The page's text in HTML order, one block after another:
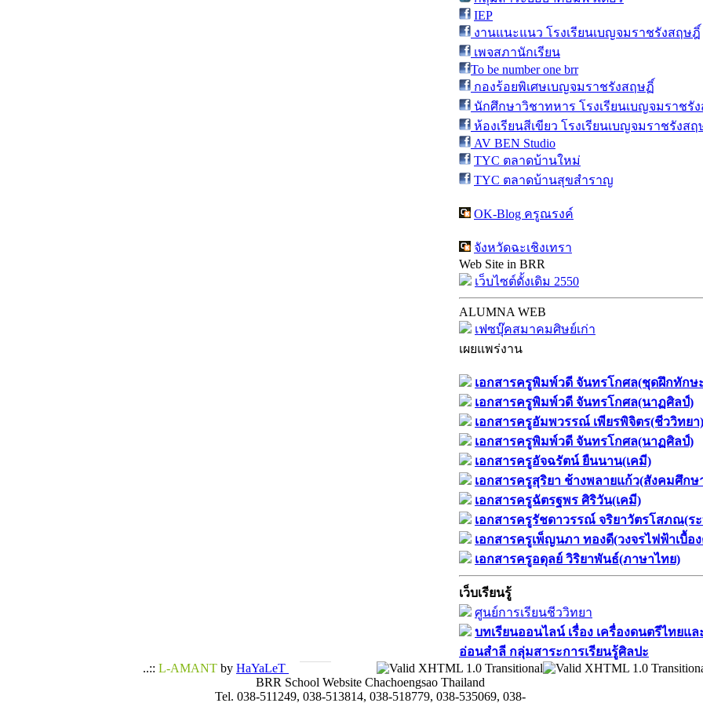
IEP
งานแนะแนว โรงเรียนเบญจมราชรังสฤษฎิ์
เพจสภานักเรียน
To be number one brr
กองร้อยพิเศษเบญจมราชรังสฤษฏิ์
นักศึกษาวิชาทหาร โรงเรียนเบญจมราชรั
ห้องเรียนสีเขียว โรงเรียนเบญจมราชรังสฤ
AV BEN Studio
TYC ตลาดบ้านใหม่
TYC ตลาดบ้านสุขสำราญ
OK-Blog ครูณรงค์
จังหวัดฉะเชิงเทรา
Web Site in BRR
เว็บไซต์ดั้งเดิม 2550
ALUMNA WEB
เฟซบุ๊คสมาคมศิษย์เก่า
เผยแพร่งาน
เอกสารครูพิมพ์วดี จันทรโกศล(ชุดฝึกทักษ
เอกสารครูพิมพ์วดี จันทรโกศล(นาฏศิลป์)
เอกสารครูอัมพวรรณ์ เพียรพิจิตร(ชีววิทยา)
เอกสารครูพิมพ์วดี จันทรโกศล(นาฏศิลป์)
เอกสารครูอัจฉรัตน์ ยืนนาน(เคมี)
เอกสารครูสุริยา ช้างพลายแก้ว(สังคมศึกษ
เอกสารครูฉัตรฐพร ศิริวัน(เคมี)
เอกสารครูรัชดาวรรณ์ จริยาวัตรโสภณ(ร
เอกสารครูเพ็ญนภา ทองดี(วงจรไฟฟ้าเบื้อ
เอกสารครูอดุลย์ วิริยาพันธ์(ภาษาไทย)
เว็บเรียนรู้
ศูนย์การเรียนชีววิทยา
บทเรียนออนไลน์​ เรื่อง​ เครื่องดนตรีไทย
อ่อนสำลี​ กลุ่มสาระการเรียนรู้ศิลปะ
..:: L-AMANT by HaYaLeT
BRR School Website Chachoengsao Thailand
Tel. 038-511249, 038-513814, 038-518779, 038-535069, 038-